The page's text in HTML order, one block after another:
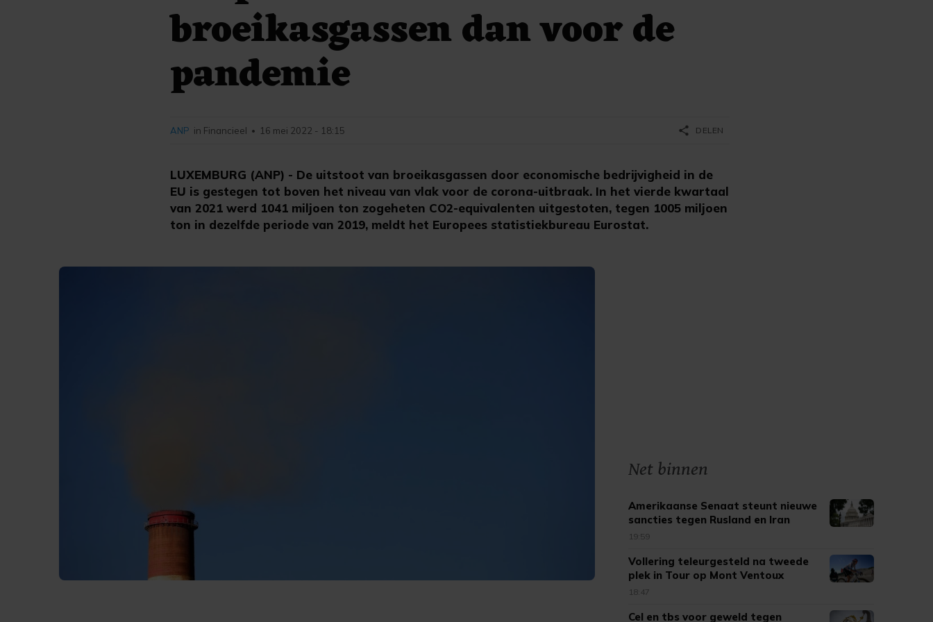
broeikasgassen dan voor de
pandemie
LUXEMBURG (ANP) - De uitstoot van broeikasgassen door economische bedrijvigheid in de
EU is gestegen tot boven het niveau van vlak voor de corona-uitbraak. In het vierde kwartaal
van 2021 werd 1041 miljoen ton zogeheten CO2-equivalenten uitgestoten, tegen 1005 miljoen
ton in dezelfde periode van 2019, meldt het Europees statistiekbureau Eurostat.
ANP in Financieel • 16 mei 2022 - 18:15 share DELEN
Net binnen
Amerikaanse Senaat steunt nieuwe
sancties tegen Rusland en Iran
19:59
Vollering teleurgesteld na tweede
plek in Tour op Mont Ventoux
18:47
Cel en tbs voor geweld tegen